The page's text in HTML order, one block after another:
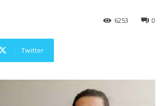
0
6253
Twitter